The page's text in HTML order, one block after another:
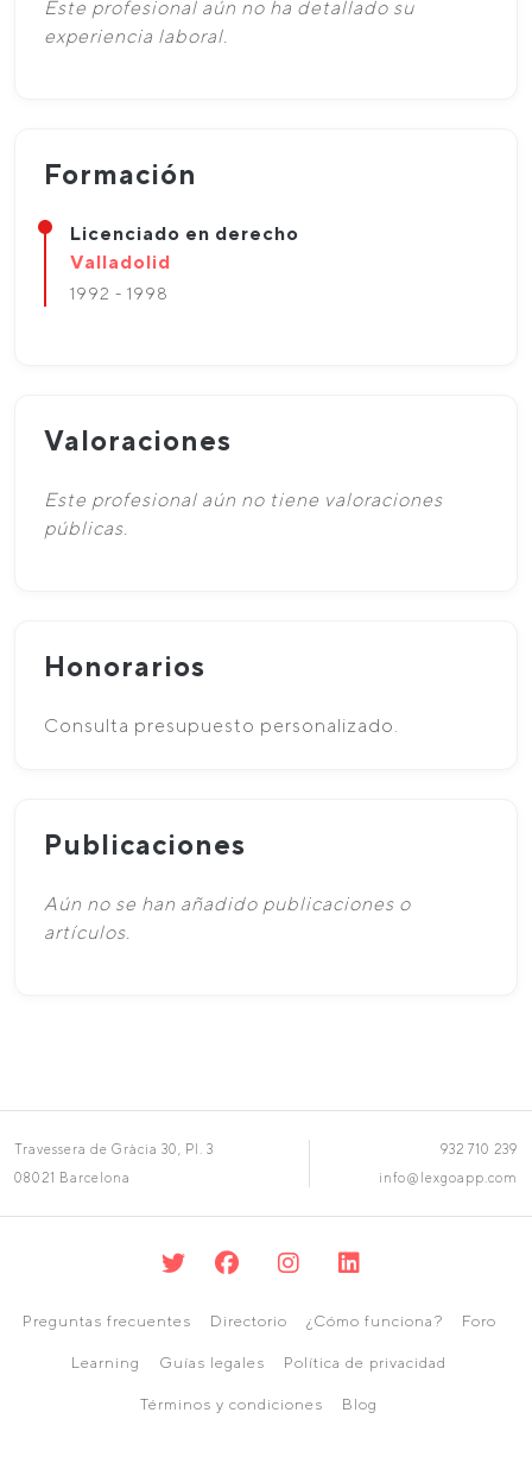
Este profesional aún no ha detallado su
experiencia laboral.
Formación
Licenciado en derecho
Valladolid
1992 - 1998
Valoraciones
Este profesional aún no tiene valoraciones
públicas.
Honorarios
Consulta presupuesto personalizado.
Publicaciones
Aún no se han añadido publicaciones o
artículos.
Travessera de Gràcia 30, Pl. 3
08021 Barcelona
932 710 239
info@lexgoapp.com
Preguntas frecuentes Directorio ¿Cómo funciona? Foro
Learning Guías legales Política de privacidad
Términos y condiciones Blog